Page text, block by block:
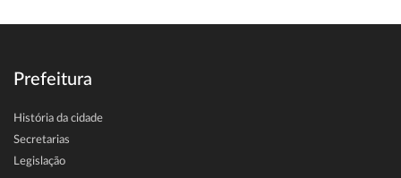
Prefeitura
História da cidade
Secretarias
Legislação